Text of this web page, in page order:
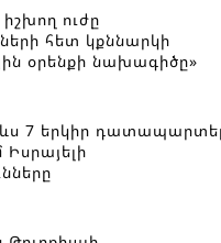
իշխող ուժը
հետ կքննարկի
օրենքի նախագիծը»
7 երկիր դատապարտել